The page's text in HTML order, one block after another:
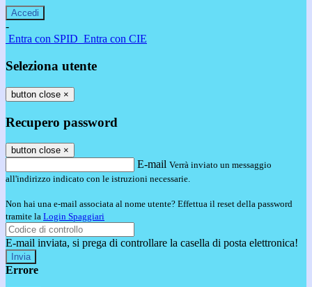
-
Entra con SPID Entra con CIE
Seleziona utente
button close ×
Recupero password
button close ×
E-mail Verrà inviato un messaggio
all'indirizzo indicato con le istruzioni necessarie.
Non hai una e-mail associata al nome utente? Effettua il reset della password
tramite la Login Spaggiari
E-mail inviata, si prega di controllare la casella di posta elettronica!
Errore